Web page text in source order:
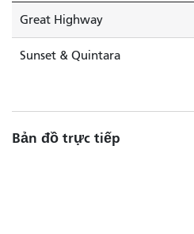
Great Highway
Sunset & Quintara
Bản đồ trực tiếp